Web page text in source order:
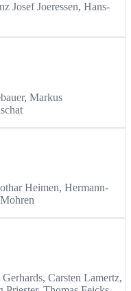
Josef Joeressen, Hans-
Markus
Heimen, Hermann-
Carsten Lamertz,